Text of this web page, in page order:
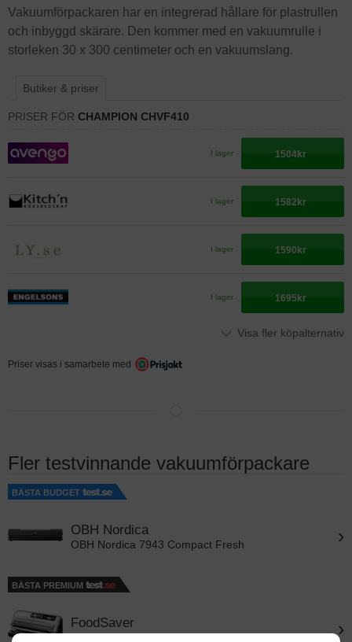
Vakuumförpackaren har en integrerad hållare för plastrullen
och inbyggd skärare. Den kommer med en vakuumrulle i
storleken 30 x 300 centimeter och en vakuumslang.
Butiker & priser
PRISER FÖR CHAMPION CHVF410
I lager 1504kr
I lager 1582kr
I lager 1590kr
I lager 1695kr
Visa fler köpalternativ
Priser visas i samarbete med
Fler testvinnande vakuumförpackare
BÄSTA BUDGET
OBH Nordica
OBH Nordica 7943 Compact Fresh ›
BÄSTA PREMIUM
FoodSaver
FoodSaver Flow FFS006X ›